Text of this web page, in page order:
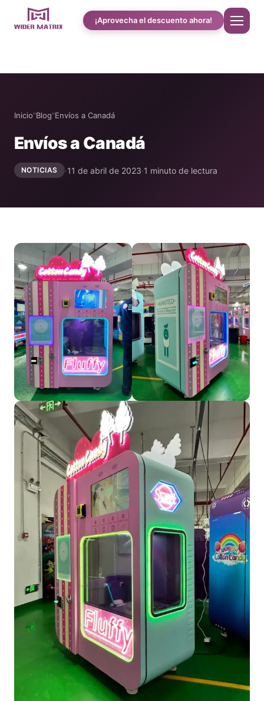
Inicio
Quiénes somos
Tienda
Máquina para preparar batidos de proteínas
Producto
Póngase en contacto con nosotros
Spanish
English
Russian
Arabic
¡Aprovecha el descuento ahora!
Inicio"Blog"Envíos a Canadá
Envíos a Canadá
NOTICIAS ·11 de abril de 2023·1 minuto de lectura